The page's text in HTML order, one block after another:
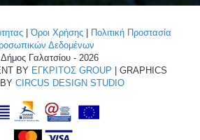
|Όροι Χρήσης
Πολιτική Προστασία
Δεδομένων
Γαλατσίου - 2026
BY ΕΓΚΡΙΤΟΣ GROUP | GRAPHICS
CIRCUS DESIGN STUDIO